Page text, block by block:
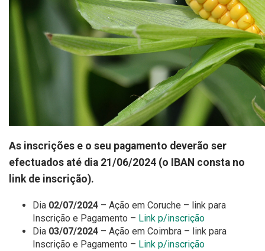
As inscrições e o seu pagamento deverão ser
efectuados até dia 21/06/2024 (o IBAN consta no
link de inscrição).
Dia 02/07/2024 – Ação em Coruche – link para
Inscrição e Pagamento – Link p/inscrição
Dia 03/07/2024 – Ação em Coimbra – link para
Inscrição e Pagamento – Link p/inscrição